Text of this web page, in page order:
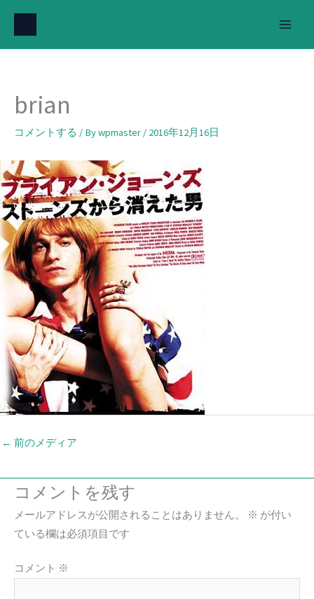
を
brian
コメントする / Bywpmaster / 2016年12月16日
← 前のメディア
コメントを残す
メールアドレスが公開されることはありません。 ※ が付い
ている欄は必須項目です
コメント ※